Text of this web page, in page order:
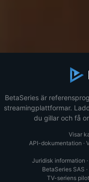
BetaSeries är
streamingplattformar.
du gillar och få
Visar
API-dokumentation ·
Juridisk information ·
BetaSeries SAS ·
TV-seriens